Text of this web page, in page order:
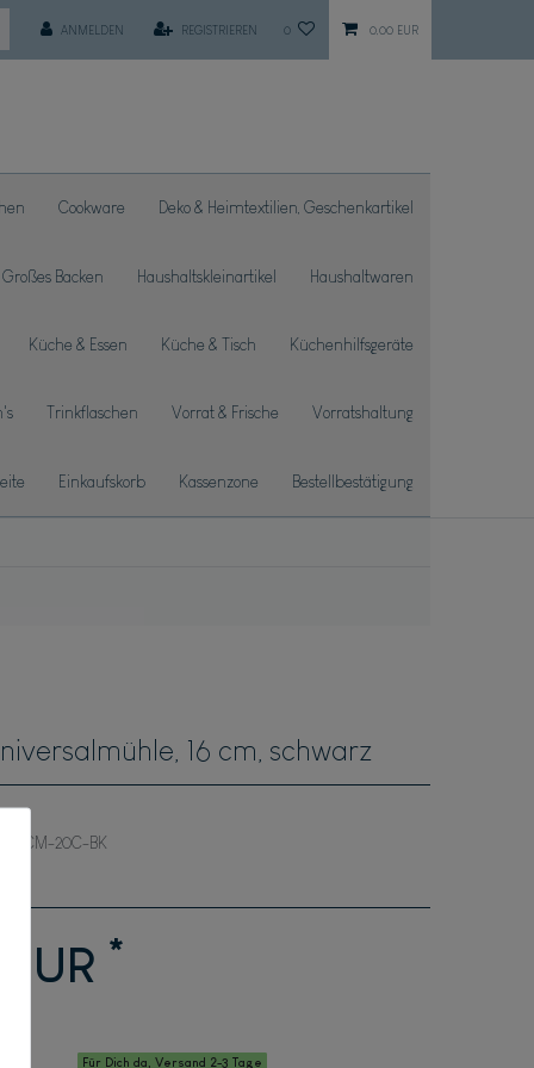
ANMELDEN REGISTRIEREN 0 0,00 EUR
Cookware Deko & Heimtextilien, Geschenkartikel
Großes Backen Haushaltskleinartikel Haushaltwaren
Küche & Essen Küche & Tisch Küchenhilfsgeräte
Trinkflaschen Vorrat & Frische Vorratshaltung
Einkaufskorb Kassenzone Bestellbestätigung
16 cm, schwarz
CM-20C-BK
*
Für Dich da, Versand 2-3 Tage